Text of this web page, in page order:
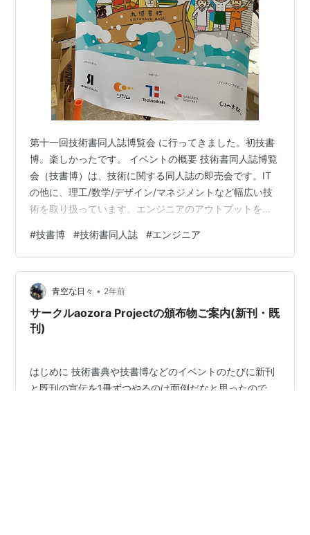
第十一回技術書同人誌博覧会 に行ってきました。初技書
博。楽しかったです。 イベントの概要 技術書同人誌博覧
会（技書博）は、技術に関する同人誌の即売会です。IT
の他に、理工/数学/デザイン/マネジメントなど幅広い技
術を取り扱っています。エンジニアのアウトプットを応
まれました。初心者にもベテランにも優しく、ゆったり
と交流しながら知識を深め、仲間を作ったり成長できる
ような場所を目指しています。 引用： gishohaku.dev イ
ベント参加の背景 今まで技術書典に２回参加して楽しか
ったし、技書博も気になる。 エンジニアのアウトプット
に憧れがある。 …
#技書博 #技術書同人誌 #エンジニア
青空な日々 • 2年前
サークルaozora Projectの頒布物ご案内(新刊・既
刊)